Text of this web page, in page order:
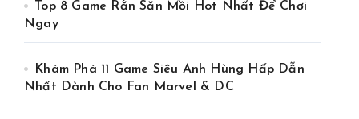
Top 8 Game Rắn Săn Mồi Hot Nhất Để Chơi
Ngay
Khám Phá 11 Game Siêu Anh Hùng Hấp Dẫn
Nhất Dành Cho Fan Marvel & DC